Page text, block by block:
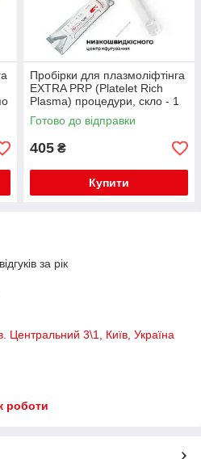
Пробірки для плазмоліфтінга
EXTRA PRP (Platelet Rich
Plasma) процедури, скло - 1
шт\уп 12 мл
Готово до відправки
405 ₴
Купити
за рік
Центральний 3\1, Київ, Україна
роботи